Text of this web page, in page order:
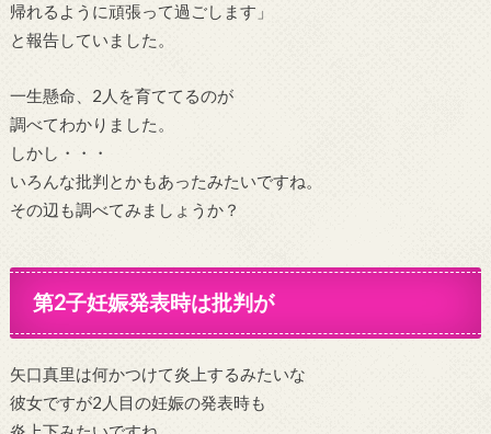
帰れるように頑張って過ごします」
と報告していました。
一生懸命、2人を育ててるのが
調べてわかりました。
しかし・・・
いろんな批判とかもあったみたいですね。
その辺も調べてみましょうか？
第2子妊娠発表時は批判が
矢口真里は何かつけて炎上するみたいな
彼女ですが2人目の妊娠の発表時も